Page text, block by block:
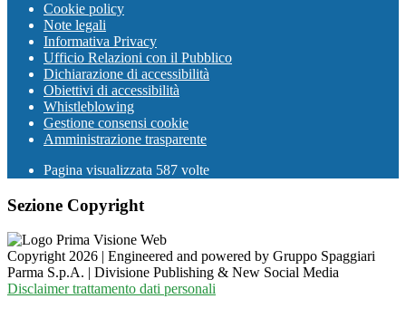
Cookie policy
Note legali
Informativa Privacy
Ufficio Relazioni con il Pubblico
Dichiarazione di accessibilità
Obiettivi di accessibilità
Whistleblowing
Gestione consensi cookie
Amministrazione trasparente
Pagina visualizzata 587 volte
Sezione Copyright
Copyright 2026 | Engineered and powered by Gruppo Spaggiari
Parma S.p.A. | Divisione Publishing & New Social Media
Disclaimer trattamento dati personali